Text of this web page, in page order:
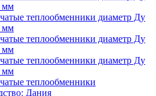
мм
теплообменники диаметр Ду
мм
теплообменники диаметр Ду
мм
теплообменники диаметр Ду
мм
теплообменники
Дания